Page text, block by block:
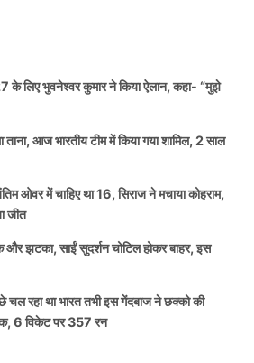
लिए भुवनेश्वर कुमार ने किया ऐलान, कहा- “मुझे
आज भारतीय टीम में किया गया शामिल, 2 साल
में चाहिए था 16, सिराज ने मचाया कोहराम,
जीत
और झटका, साईं सुदर्शन चोटिल होकर बाहर, इस
रहा था भारत तभी इस गेंदबाज ने छक्को की
6 विकेट पर 357 रन